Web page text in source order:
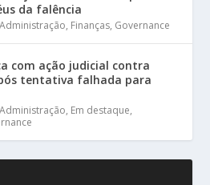
da falência
Administração, Finanças, Governance
com ação judicial contra
tentativa falhada para
Administração, Em destaque,